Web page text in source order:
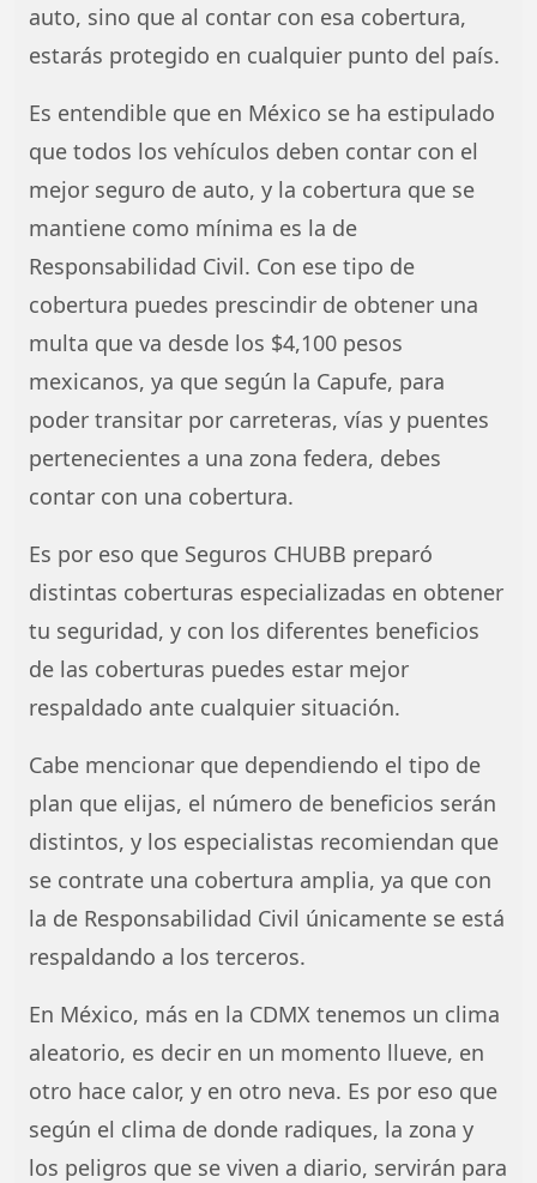
auto, sino que al contar con esa cobertura,
estarás protegido en cualquier punto del país.
Es entendible que en México se ha estipulado
que todos los vehículos deben contar con el
mejor seguro de auto, y la cobertura que se
mantiene como mínima es la de
Responsabilidad Civil. Con ese tipo de
cobertura puedes prescindir de obtener una
multa que va desde los $4,100 pesos
mexicanos, ya que según la Capufe, para
poder transitar por carreteras, vías y puentes
pertenecientes a una zona federa, debes
contar con una cobertura.
Es por eso que Seguros CHUBB preparó
distintas coberturas especializadas en obtener
tu seguridad, y con los diferentes beneficios
de las coberturas puedes estar mejor
respaldado ante cualquier situación.
Cabe mencionar que dependiendo el tipo de
plan que elijas, el número de beneficios serán
distintos, y los especialistas recomiendan que
se contrate una cobertura amplia, ya que con
la de Responsabilidad Civil únicamente se está
respaldando a los terceros.
En México, más en la CDMX tenemos un clima
aleatorio, es decir en un momento llueve, en
otro hace calor, y en otro neva. Es por eso que
según el clima de donde radiques, la zona y
los peligros que se viven a diario, servirán para